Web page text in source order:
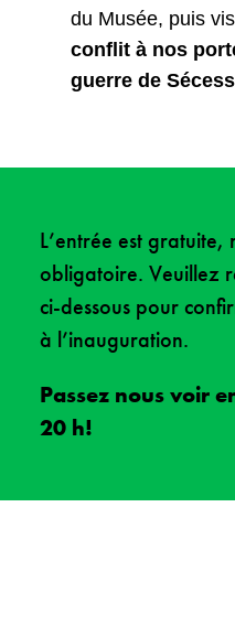
du Musée, puis
conflit à nos
guerre de
L’entrée est gratuite,
obligatoire. Veuillez
ci-dessous pour
à l’inauguration.
Passez nous voir
20 h!